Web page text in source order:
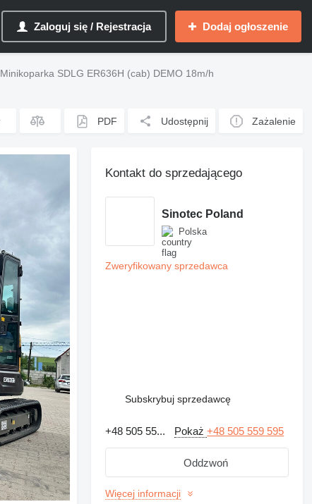
Zaloguj się / Rejestracja Dodaj ogłoszenie
Minikoparka SDLG ER636H (cab) DEMO 18m/h
PDF Udostępnij Zażalenie
Kontakt do sprzedającego
Sinotec Poland
Polska
Zweryfikowany sprzedawca
Subskrybuj sprzedawcę
+48 505 55... Pokaż+48 505 559 595
Oddzwoń
Więcej informacji